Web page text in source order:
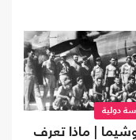
دولية
| ماذا تعرف